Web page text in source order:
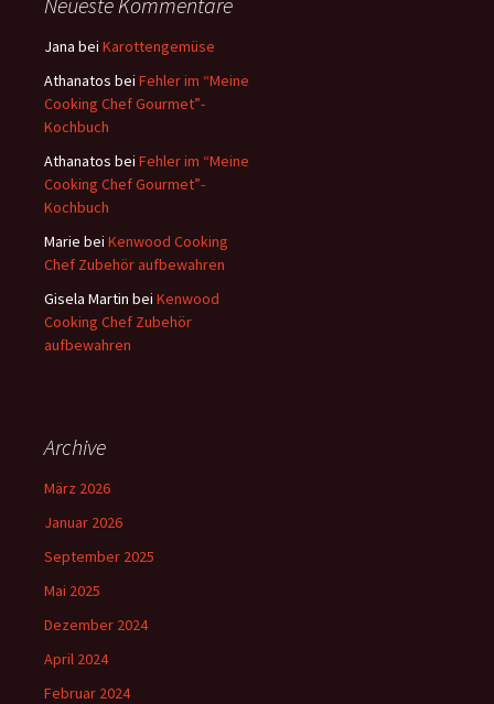
n
c
h
:
Jana bei Karottengemüse
Athanatos bei Fehler im “Meine
Cooking Chef Gourmet”-
Kochbuch
Athanatos bei Fehler im “Meine
Cooking Chef Gourmet”-
Kochbuch
Marie bei Kenwood Cooking
Chef Zubehör aufbewahren
Gisela Martin bei Kenwood
Cooking Chef Zubehör
aufbewahren
Archive
März 2026
Januar 2026
September 2025
Mai 2025
Dezember 2024
April 2024
Februar 2024